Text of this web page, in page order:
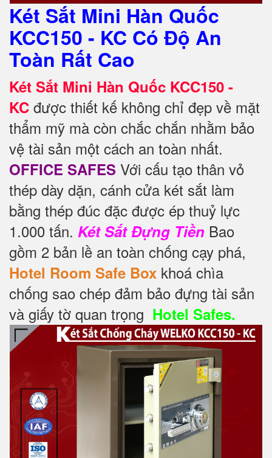
Két Sắt Mini Hàn Quốc
KCC150 - KC Có Độ An
Toàn Rất Cao
Két Sắt Mini Hàn Quốc KCC150 -
KC được thiết kế không chỉ đẹp về mặt
thẩm mỹ mà còn chắc chắn nhằm bảo
vệ tài sản một cách an toàn nhất.
OFFICE SAFES Với cấu tạo thân vỏ
thép dày dặn, cánh cửa két sắt làm
bằng thép đúc đặc được ép thuỷ lực
1.000 tấn. Két Sắt Đựng Tiền Bao
gồm 2 bản lề an toàn chống cạy phá,
Hotel Room Safe Box khoá chìa
chống sao chép đảm bảo đựng tài sản
và giấy tờ quan trọng Hotel Safes.